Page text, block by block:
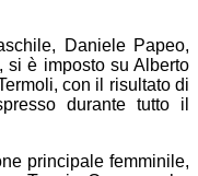
Daniele Papeo,
si è imposto su Alberto
con il risultato di
durante tutto il
principale femminile,